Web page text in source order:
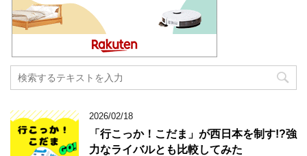
2026/02/18
「行こっか！こだま」が西日本を制す!?強
力なライバルとも比較してみた